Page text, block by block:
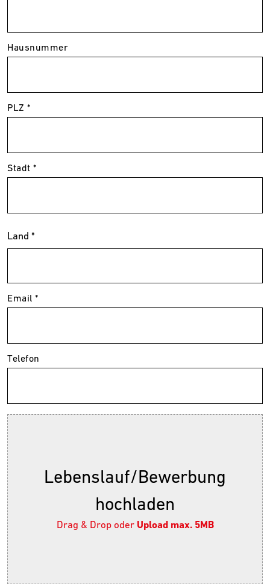
Hausnummer
PLZ *
Stadt *
Land *
Email *
Telefon
Lebenslauf/Bewerbung
hochladen
Drag & Drop oder Upload max. 5MB